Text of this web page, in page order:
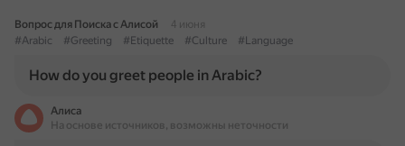
Вопрос для Поиска с Алисой
4 июня
#Arabic
#Greeting #Etiquette #Culture #Language
How do you greet people in Arabic?
Алиса
На основе источников, возможны неточности